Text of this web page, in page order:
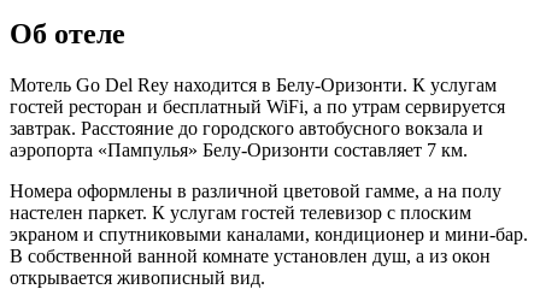
Об отеле
Мотель Go Del Rey находится в Белу-Оризонти. К услугам
гостей ресторан и бесплатный WiFi, а по утрам сервируется
завтрак. Расстояние до городского автобусного вокзала и
аэропорта «Пампулья» Белу-Оризонти составляет 7 км.
Номера оформлены в различной цветовой гамме, а на полу
настелен паркет. К услугам гостей телевизор с плоским
экраном и спутниковыми каналами, кондиционер и мини-бар.
В собственной ванной комнате установлен душ, а из окон
открывается живописный вид.